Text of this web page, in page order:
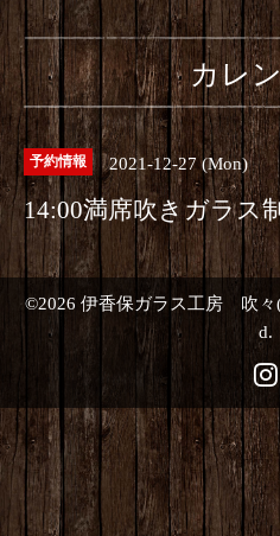
カレ
予約情報 2021-12-27 (Mon)
14:00満席吹きガラス
©2026 伊香保ガラス工房 吹々
d.